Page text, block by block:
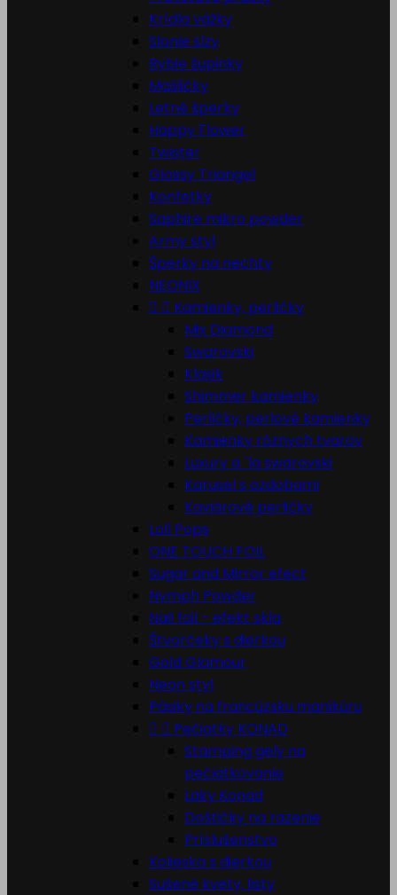
Krídla vážky
Slonie slzy
Rybie šupinky
Mašličky
Letné šperky
Happy Flower
Twister
Glossy Triangel
Konfetky
Saphire mikro powder
Army styl
Šperky na nechty
NEONIX
  Kamienky, perličky
Mix Diamond
Swarovski
Klasik
Shimmer kamienky
Perličky, perlové kamienky
Kamienky rôznych tvarov
Luxury a ´la swarovski
Karusel s ozdobami
Kaviárové perličky
Loll Pops
ONE TOUCH FOIL
Sugar and Mirror efect
Nymph Powder
Nail foil - efekt skla
Štvorčeky s dierkou
Gold Glamour
Neon styl
Pásiky na francúzsku manikúru
  Pečiatky KONAD
Stamping gely na
pečiatkovanie
Laky Konad
Doštičky na razenie
Príslušenstvo
Kolieska s dierkou
Sušené kvety, listy